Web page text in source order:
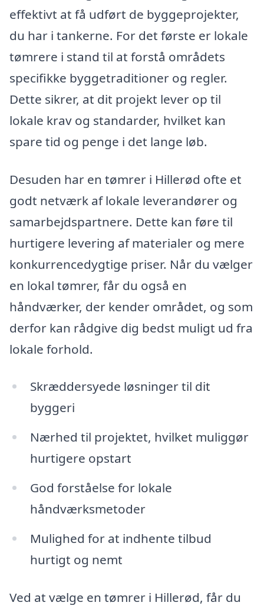
effektivt at få udført de byggeprojekter,
du har i tankerne. For det første er lokale
tømrere i stand til at forstå områdets
specifikke byggetraditioner og regler.
Dette sikrer, at dit projekt lever op til
lokale krav og standarder, hvilket kan
spare tid og penge i det lange løb.
Desuden har en tømrer i Hillerød ofte et
godt netværk af lokale leverandører og
samarbejdspartnere. Dette kan føre til
hurtigere levering af materialer og mere
konkurrencedygtige priser. Når du vælger
en lokal tømrer, får du også en
håndværker, der kender området, og som
derfor kan rådgive dig bedst muligt ud fra
lokale forhold.
Skræddersyede løsninger til dit
byggeri
Nærhed til projektet, hvilket muliggør
hurtigere opstart
God forståelse for lokale
håndværksmetoder
Mulighed for at indhente tilbud
hurtigt og nemt
Ved at vælge en tømrer i Hillerød, får du